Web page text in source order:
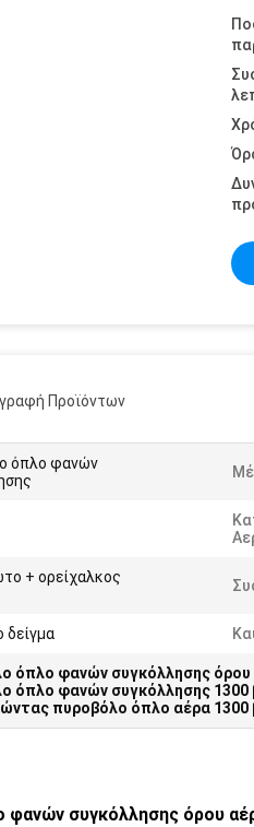
Προϊόντων
όπλο φανών
+ ορείχαλκος
δείγμα
όπλο φανών συγκόλλησης όρου
όπλο φανών συγκόλλησης 1300
πυροβόλο όπλο αέρα 1300
συγκόλλησης όρου